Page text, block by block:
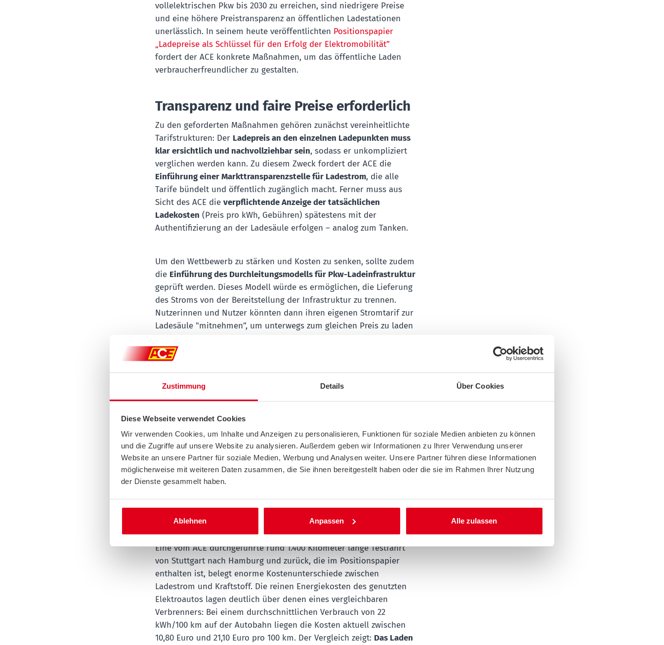
Zustimmung Details Über Cookies
Diese Webseite verwendet Cookies
Wir verwenden Cookies, um Inhalte und Anzeigen zu personalisieren, Funktionen für soziale Medien anbieten zu können
und die Zugriffe auf unsere Website zu analysieren. Außerdem geben wir Informationen zu Ihrer Verwendung unserer
Website an unsere Partner für soziale Medien, Werbung und Analysen weiter. Unsere Partner führen diese Informationen
möglicherweise mit weiteren Daten zusammen, die Sie ihnen bereitgestellt haben oder die sie im Rahmen Ihrer Nutzung
der Dienste gesammelt haben.
Ablehnen Anpassen Alle zulassen
vollelektrischen Pkw bis 2030 zu erreichen, sind niedrigere Preise
und eine höhere Preistransparenz an öffentlichen Ladestationen
unerlässlich. In seinem heute veröffentlichten Positionspapier
„Ladepreise als Schlüssel für den Erfolg der Elektromobilität”
fordert der ACE konkrete Maßnahmen, um das öffentliche Laden
verbraucherfreundlicher zu gestalten.
Transparenz und faire Preise erforderlich
Zu den geforderten Maßnahmen gehören zunächst vereinheitlichte
Tarifstrukturen: Der Ladepreis an den einzelnen Ladepunkten muss
klar ersichtlich und nachvollziehbar sein, sodass er unkompliziert
verglichen werden kann. Zu diesem Zweck fordert der ACE die
Einführung einer Markttransparenzstelle für Ladestrom, die alle
Tarife bündelt und öffentlich zugänglich macht. Ferner muss aus
Sicht des ACE die verpflichtende Anzeige der tatsächlichen
Ladekosten (Preis pro kWh, Gebühren) spätestens mit der
Authentifizierung an der Ladesäule erfolgen – analog zum Tanken.
Um den Wettbewerb zu stärken und Kosten zu senken, sollte zudem
die Einführung des Durchleitungsmodells für Pkw-Ladeinfrastruktur
geprüft werden. Dieses Modell würde es ermöglichen, die Lieferung
des Stroms von der Bereitstellung der Infrastruktur zu trennen.
Nutzerinnen und Nutzer könnten dann ihren eigenen Stromtarif zur
Ladesäule "mitnehmen”, um unterwegs zum gleichen Preis zu laden
Errichtung und Betrieb der Ladeinfrastruktur abdeckt.
Sven-Peter Rudolph, Vorsitzender des ACE, betont
muss erschwinglich sein: Neben günstigen Fahrzeugmodellen
Deutschland erst dann langfristig durchsetzen, wenn die Ladepreise
für öffentliches Laden sinken. Ermöglichen könnten dies zum
Beispiel deutlich niedrigere Abgaben und Entgelte, wie wir es vom
Industriestrom bereits kennen – beispielsweise finanziert über die
CO -Abgabe.“
Test belegt hohe Energiekosten auf der
Langstrecke
Eine vom ACE durchgeführte rund 1.400 Kilometer lange Testfahrt
von Stuttgart nach Hamburg und zurück, die im Positionspapier
enthalten ist, belegt enorme Kostenunterschiede zwischen
Ladestrom und Kraftstoff. Die reinen Energiekosten des genutzten
Elektroautos lagen deutlich über denen eines vergleichbaren
Verbrenners: Bei einem durchschnittlichen Verbrauch von 22
kWh/100 km auf der Autobahn liegen die Kosten aktuell zwischen
10,80 Euro und 21,10 Euro pro 100 km. Der Vergleich zeigt: Das Laden